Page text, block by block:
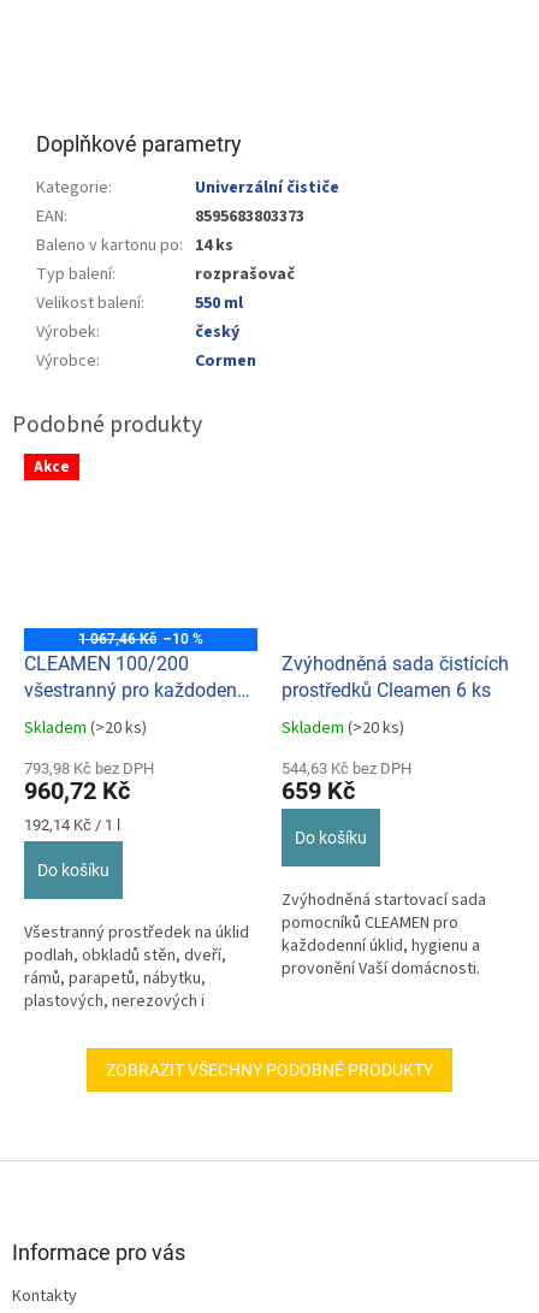
Doplňkové parametry
Kategorie:
Univerzální čističe
EAN:
8595683803373
Baleno v kartonu po: 14 ks
Typ balení:
rozprašovač
Velikost balení:
550 ml
Výrobek:
český
Výrobce: Cormen
Akce
1 067,46 Kč –10 %
CLEAMEN 100/200
všestranný pro každodenní
čištění 5l
Průměrné
produktu
je
5,0
z
Skladem (>20 ks)
793,98 Kč bez DPH
960,72 Kč
Měrná
cena:
192,14 Kč / 1 l
Do košíku
Všestranný prostředek na úklid
podlah, obkladů stěn, dveří,
rámů, parapetů, nábytku,
plastových, nerezových i
Zvýhodněná sada čistících
prostředků Cleamen 6 ks
Průměrné
produktu
je
5
hvězdiček.
Skladem (>20 ks)
544,63 Kč bez DPH
659 Kč
Do košíku
Zvýhodněná startovací sada
pomocníků CLEAMEN pro
každodenní úklid, hygienu a
provonění Vaší domácnosti.
ZOBRAZIT VŠECHNY PODOBNÉ PRODUKTY
Informace pro vás
Kontakty